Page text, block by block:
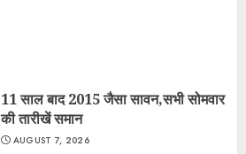
11 साल बाद 2015 जैसा सावन,सभी सोमवार
की तारीखें समान
AUGUST 7, 2026